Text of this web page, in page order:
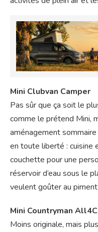
Mini Clubvan Camper
Pas sûr que ça soit le
comme le prétend Mini,
aménagement
en toute liberté : cuisine
couchette pour une
réservoir d’eau sous le
veulent goûter au piment
Mini Countryman
Moins originale, mais